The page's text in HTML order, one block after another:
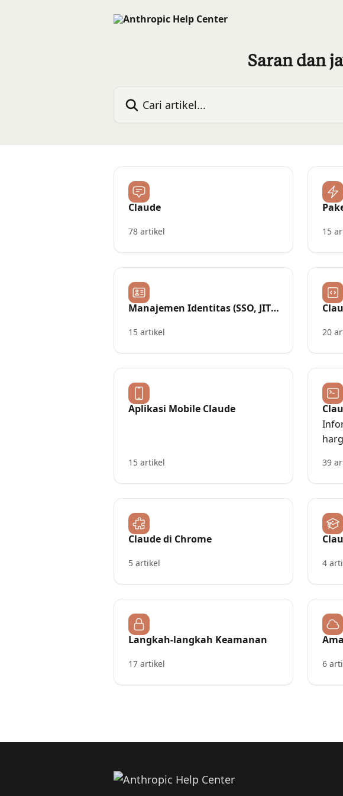
Saran dan
Claude
78 artikel 15
Manajemen Identitas (SSO, JIT,
15 artikel 20
Aplikasi Mobile Claude
15 artikel 39
Claude di Chrome
5 artikel 4
Langkah-langkah Keamanan
17 artikel 6